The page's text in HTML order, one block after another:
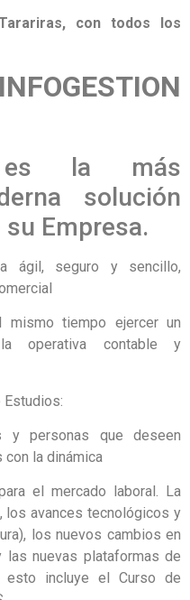
con todos los
la más
solución
Empresa.
ágil, seguro y sencillo,
mismo tiempo ejercer un
operativa contable y
Estudios:
y personas que deseen
la dinámica
el mercado laboral. La
los avancestecnológicos y
los nuevos cambios en
las nuevas plataformas de
esto incluye el Curso de